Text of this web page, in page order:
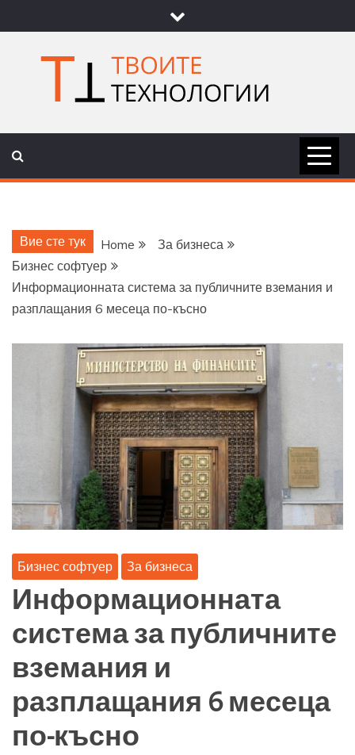
to
content
ТВОИТЕ
Вие сте тук Home
За бизнеса
Бизнес софтуер
Информационната система за публичните вземания и
разплащания 6 месеца по-късно
Бизнес софтуер За бизнеса
Информационната
система за публичните
вземания и
разплащания 6 месеца
по-късно